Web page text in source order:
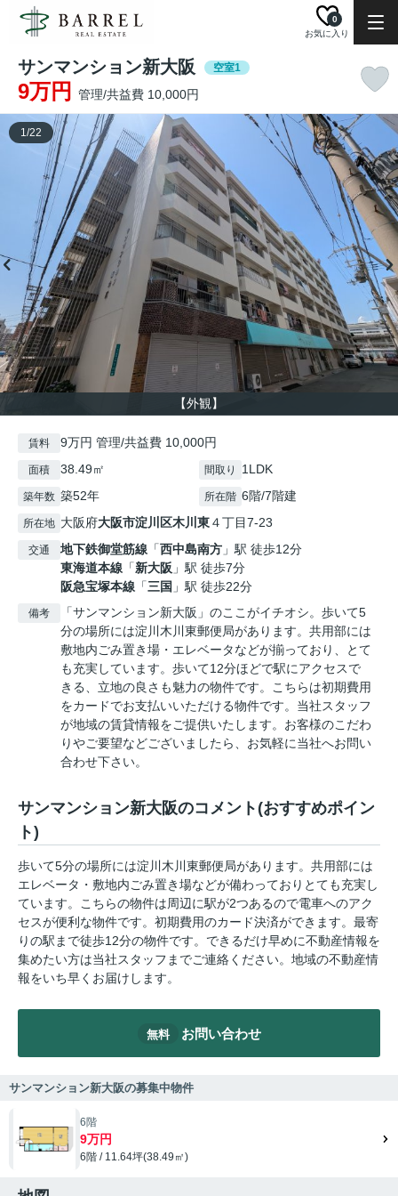
お気に入り
0
サンマンション新大阪 空室1
9万円 管理/共益費 10,000円
【外観】
1/22
賃料 9万円 管理/共益費 10,000円
面積 38.49㎡ 間取り 1LDK
築年数 築52年 所在階 6階/7階建
所在地 大阪府大阪市淀川区木川東４丁目7-23
交通 地下鉄御堂筋線 「西中島南方 」駅 徒歩12分
東海道本線 「新大阪 」駅 徒歩7分
阪急宝塚本線 「三国 」駅 徒歩22分
備考
「サンマンション新大阪」のここがイチオシ。歩いて5
分の場所には淀川木川東郵便局があります。共用部には
敷地内ごみ置き場・エレベータなどが揃っており、とて
も充実しています。歩いて12分ほどで駅にアクセスで
きる、立地の良さも魅力の物件です。こちらは初期費用
をカードでお支払いいただける物件です。当社スタッフ
が地域の賃貸情報をご提供いたします。お客様のこだわ
りやご要望などございましたら、お気軽に当社へお問い
合わせ下さい。
サンマンション新大阪のコメント(おすすめポイン
ト)
歩いて5分の場所には淀川木川東郵便局があります。共用部には
エレベータ・敷地内ごみ置き場などが備わっておりとても充実し
ています。こちらの物件は周辺に駅が2つあるので電車へのアク
セスが便利な物件です。初期費用のカード決済ができます。最寄
りの駅まで徒歩12分の物件です。できるだけ早めに不動産情報を
集めたい方は当社スタッフまでご連絡ください。地域の不動産情
報をいち早くお届けします。
無料 お問い合わせ
サンマンション新大阪の募集中物件
6階
9万円
6階 / 11.64坪(38.49㎡)